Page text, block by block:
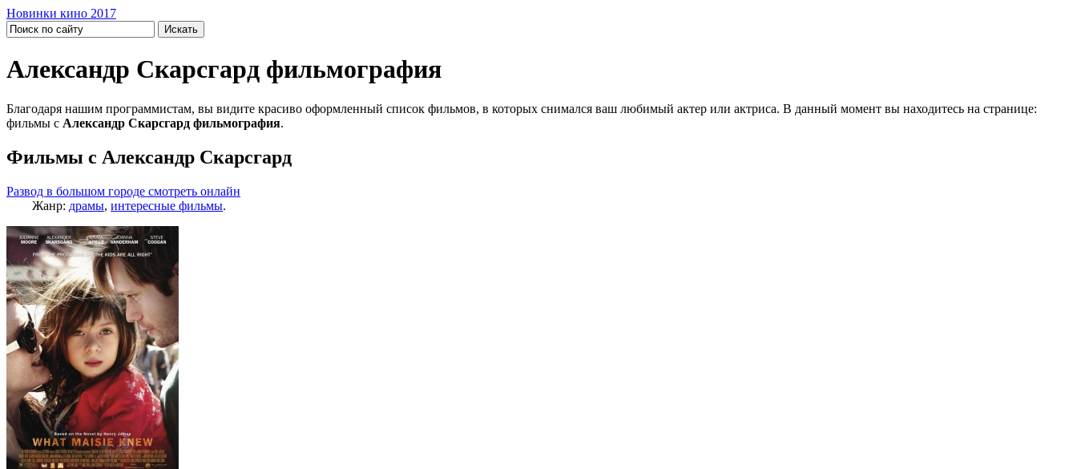
Новинки кино 2017
Александр Скарсгард фильмография
Благодаря нашим программистам, вы видите красиво оформленный список фильмов, в которых снимался ваш любимый актер или актриса. В данный момент вы находитесь на странице:
фильмы с Александр Скарсгард фильмография.
Фильмы с Александр Скарсгард
Развод в большом городе смотреть онлайн
Жанр: драмы, интересные фильмы.